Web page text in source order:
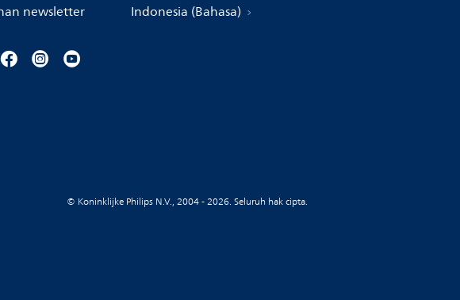
newsletter
Indonesia (Bahasa)
© Koninklijke Philips N.V., 2004 - 2026. Seluruh hak cipta.